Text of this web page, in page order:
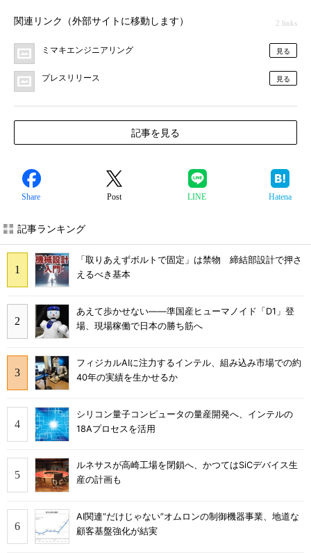
関連リンク（外部サイトに移動します） 2 links
ミマキエンジニアリング 見る
プレスリリース 見る
記事を見る
Share Post LINE Hatena
記事ランキング
「取りあえずボルトで固定」は禁物 締結部設計で押さ
えるべき基本
あえて歩かせない――準国産ヒューマノイド「D1」登
場、現場稼働で日本の勝ち筋へ
フィジカルAIに注力するインテル、組み込み市場での約
40年の実績を生かせるか
シリコン量子コンピュータの量産開発へ、インテルの
18Aプロセスを活用
ルネサスが高崎工場を閉鎖へ、かつてはSiCデバイス生
産の計画も
AI関連“だけじゃない”オムロンの制御機器事業、地道な
顧客基盤強化が結実